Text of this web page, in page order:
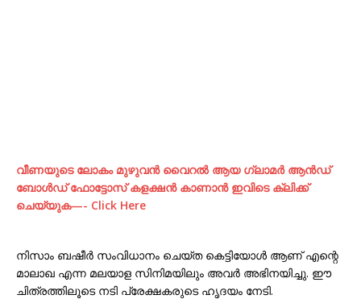
വീണയുടെ ലോകം മുഴുവന്‍ വൈറല്‍ ആയ ഗ്ലാമര്‍ ആന്‍ഡ്‌
ബോള്‍ഡ് ഫോട്ടോസ് കളക്ഷന്‍ കാണാന്‍ ഇവിടെ ക്ലിക്ക്
ചെയ്യുക—- Click Here
നിസാം ബഷീർ സംവിധാനം ചെയ്ത കെട്ടിയോള്‍ ആണ് എന്റെ
മാലാഖ എന്ന മലയാള സിനിമയിലും അവർ അഭിനയിച്ചു. ഈ
ചിത്രത്തിലൂടെ നടി പ്രേക്ഷകരുടെ ഹൃദയം നേടി.